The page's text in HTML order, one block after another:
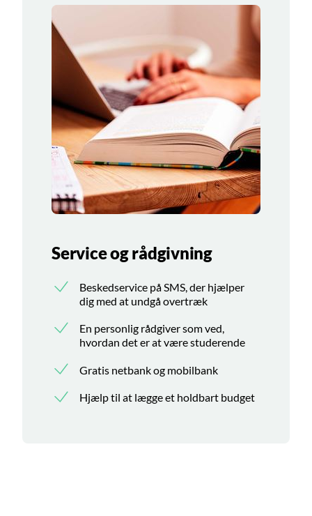
Service og rådgivning
Beskedservice på SMS, der hjælper
dig med at undgå overtræk
En personlig rådgiver som ved,
hvordan det er at være studerende
Gratis netbank og mobilbank
Hjælp til at lægge et holdbart budget